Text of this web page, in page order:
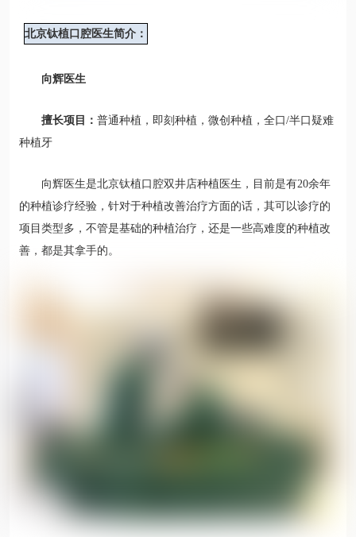
北京钛植口腔医生简介：
向辉医生
擅长项目： 普通种植，即刻种植，微创种植，全口/半口疑难
种植牙
向辉医生是北京钛植口腔双井店种植医生，目前是有20余年
的种植诊疗经验，针对于种植改善治疗方面的话，其可以诊疗的
项目类型多，不管是基础的种植治疗，还是一些高难度的种植改
善，都是其拿手的。